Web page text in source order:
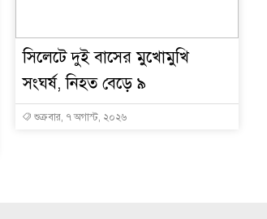
সিলেটে দুই বাসের মুখোমুখি
সংঘর্ষ, নিহত বেড়ে ৯
শুক্রবার, ৭ অগাস্ট, ২০২৬